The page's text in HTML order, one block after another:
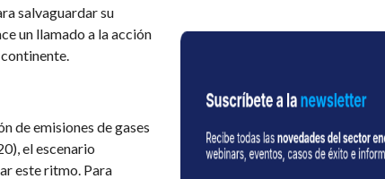
salvaguardar su
un llamado a la acción
de emisiones de gases
el escenario
este ritmo. Para